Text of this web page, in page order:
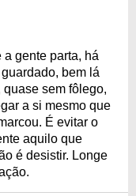
gente parta, há
bem lá
sem fôlego,
a si mesmo que
É evitar o
aquilo que
é desistir. Longe